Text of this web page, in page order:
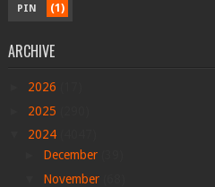
PIN (1)
ARCHIVE
2026
2025
2024
December
November